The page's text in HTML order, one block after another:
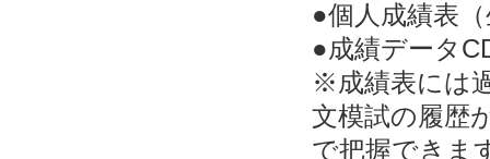
●個人成績表
●成績データ
※成績表には
文模試の履歴
で把握できま